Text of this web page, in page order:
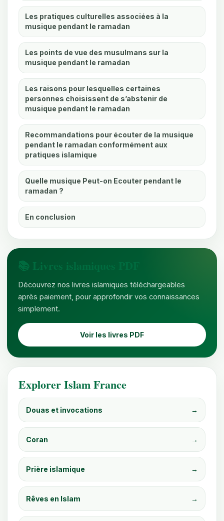
Les pratiques culturelles associées à la
musique pendant le ramadan
Les points de vue des musulmans sur la
musique pendant le ramadan
Les raisons pour lesquelles certaines
personnes choisissent de s’abstenir de
musique pendant le ramadan
Recommandations pour écouter de la musique
pendant le ramadan conformément aux
pratiques islamique
Quelle musique Peut-on Ecouter pendant le
ramadan ?
En conclusion
📚 Livres islamiques PDF
Découvrez nos livres islamiques téléchargeables
après paiement, pour approfondir vos connaissances
simplement.
Voir les livres PDF
Explorer Islam France
Douas et invocations →
Coran →
Prière islamique →
Rêves en Islam →